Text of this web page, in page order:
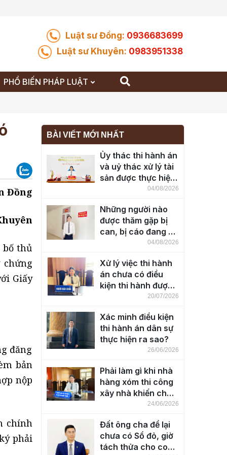
Luật sư Đồng: 0936683699
Luật sư Khuyên: 0983951338
PHỔ BIẾN PHÁP LUẬT
Đồng
bố thủ
Giấy
đăng
bản
nộp
chính
phải
BÀI VIẾT MỚI NHẤT
Ủy thác thi hành án
và uỷ thác xử lý tài
sản được thực hiện
04/08/2026
Những người nào
được thăm gặp bị
can, bị cáo đang bị
04/08/2026
Xử lý việc thi hành
án chưa có điều
kiện thi hành được
thực hiện ra sao?
20/07/2026
Xác minh điều kiện
thi hành án dân sự
thực hiện ra sao?
26/06/2026
Phải làm gì khi nhà
hàng xóm thi công
xây nhà khiến cho
nhà bên cạnh bị24/06/2026
Đất ông cha để lại
chưa có Sổ đỏ, giờ
tách thửa cho con